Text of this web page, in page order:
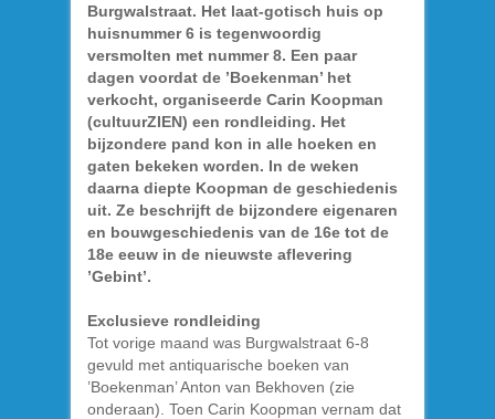
Burgwalstraat. Het laat-gotisch huis op
huisnummer 6 is tegenwoordig
versmolten met nummer 8. Een paar
dagen voordat de ’Boekenman’ het
verkocht, organiseerde Carin Koopman
(cultuurZIEN) een rondleiding. Het
bijzondere pand kon in alle hoeken en
gaten bekeken worden. In de weken
daarna diepte Koopman de geschiedenis
uit. Ze beschrijft de bijzondere eigenaren
en bouwgeschiedenis van de 16e tot de
18e eeuw in de nieuwste aflevering
’Gebint’.
Exclusieve rondleiding
Tot vorige maand was Burgwalstraat 6-8
gevuld met antiquarische boeken van
’Boekenman’ Anton van Bekhoven (zie
onderaan). Toen Carin Koopman vernam dat